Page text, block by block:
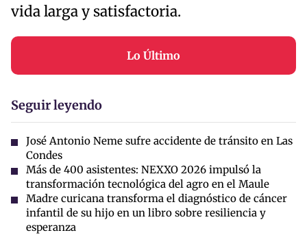
vida larga y satisfactoria.
Lo Último
Seguir leyendo
José Antonio Neme sufre accidente de tránsito en Las
Condes
Más de 400 asistentes: NEXXO 2026 impulsó la
transformación tecnológica del agro en el Maule
Madre curicana transforma el diagnóstico de cáncer
infantil de su hijo en un libro sobre resiliencia y
esperanza